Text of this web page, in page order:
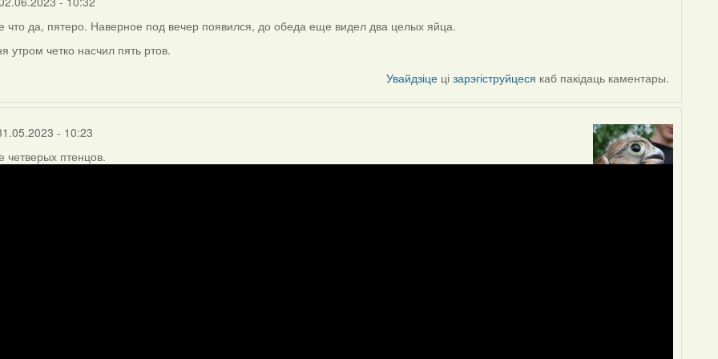
что да, пятеро. Наверное под вечер появился, до обеда еще видел два целых яйца.
утром четко насчил пять ртов.
Увайдзіце цізарэгіструйцеся каб пакідаць каментары.
- 10:23
четверых птенцов.